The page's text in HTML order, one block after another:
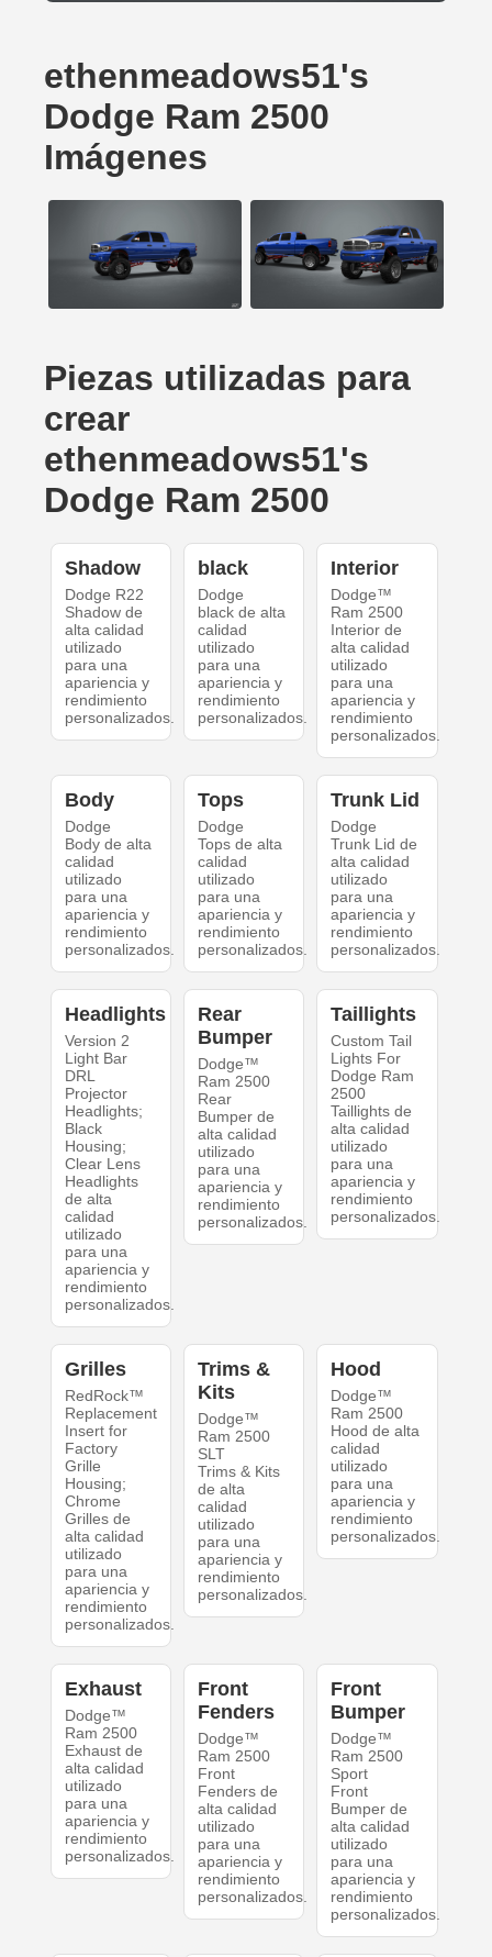
ethenmeadows51's
Dodge Ram 2500
Imágenes
Piezas utilizadas para
crear
ethenmeadows51's
Dodge Ram 2500
Shadow
Dodge R22
Shadow de
alta calidad
utilizado
para una
apariencia y
rendimiento
personalizados.
black
Dodge
black de alta
calidad
utilizado
para una
apariencia y
rendimiento
personalizados.
Interior
Dodge™
Ram 2500
Interior de
alta calidad
utilizado
para una
apariencia y
rendimiento
personalizados.
Body
Dodge
Body de alta
calidad
utilizado
para una
apariencia y
rendimiento
personalizados.
Tops
Dodge
Tops de alta
calidad
utilizado
para una
apariencia y
rendimiento
personalizados.
Trunk Lid
Dodge
Trunk Lid de
alta calidad
utilizado
para una
apariencia y
rendimiento
personalizados.
Headlights
Version 2
Light Bar
DRL
Projector
Headlights;
Black
Housing;
Clear Lens
Headlights
de alta
calidad
utilizado
para una
apariencia y
rendimiento
personalizados.
Rear
Bumper
Dodge™
Ram 2500
Rear
Bumper de
alta calidad
utilizado
para una
apariencia y
rendimiento
personalizados.
Taillights
Custom Tail
Lights For
Dodge Ram
2500
Taillights de
alta calidad
utilizado
para una
apariencia y
rendimiento
personalizados.
Grilles
RedRock™
Replacement
Insert for
Factory
Grille
Housing;
Chrome
Grilles de
alta calidad
utilizado
para una
apariencia y
rendimiento
personalizados.
Trims &
Kits
Dodge™
Ram 2500
SLT
Trims & Kits
de alta
calidad
utilizado
para una
apariencia y
rendimiento
personalizados.
Hood
Dodge™
Ram 2500
Hood de alta
calidad
utilizado
para una
apariencia y
rendimiento
personalizados.
Exhaust
Dodge™
Ram 2500
Exhaust de
alta calidad
utilizado
para una
apariencia y
rendimiento
personalizados.
Front
Fenders
Dodge™
Ram 2500
Front
Fenders de
alta calidad
utilizado
para una
apariencia y
rendimiento
personalizados.
Front
Bumper
Dodge™
Ram 2500
Sport
Front
Bumper de
alta calidad
utilizado
para una
apariencia y
rendimiento
personalizados.